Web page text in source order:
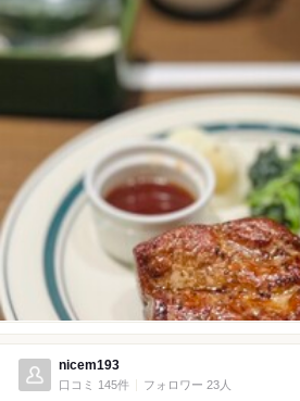
nicem193
口コミ 145件 フォロワー 23人